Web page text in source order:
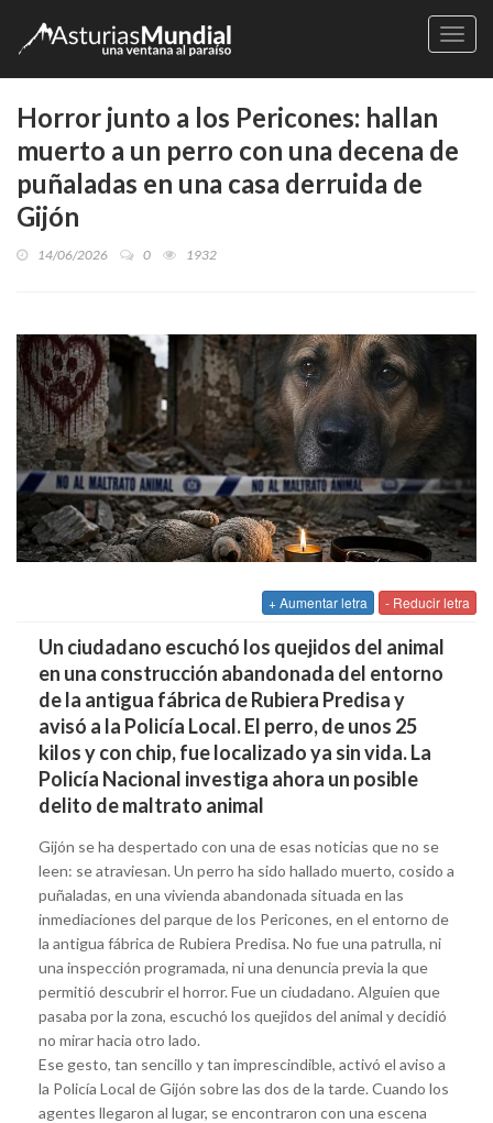
Horror junto a los Pericones: hallan
muerto a un perro con una decena de
puñaladas en una casa derruida de
Gijón
14/06/2026 0 1932
+ Aumentar letra - Reducir letra
Un ciudadano escuchó los quejidos del animal
en una construcción abandonada del entorno
de la antigua fábrica de Rubiera Predisa y
avisó a la Policía Local. El perro, de unos 25
kilos y con chip, fue localizado ya sin vida. La
Policía Nacional investiga ahora un posible
delito de maltrato animal
Gijón se ha despertado con una de esas noticias que no se
leen: se atraviesan. Un perro ha sido hallado muerto, cosido a
puñaladas, en una vivienda abandonada situada en las
inmediaciones del parque de los Pericones, en el entorno de
la antigua fábrica de Rubiera Predisa. No fue una patrulla, ni
una inspección programada, ni una denuncia previa la que
permitió descubrir el horror. Fue un ciudadano. Alguien que
pasaba por la zona, escuchó los quejidos del animal y decidió
no mirar hacia otro lado.
Ese gesto, tan sencillo y tan imprescindible, activó el aviso a
la Policía Local de Gijón sobre las dos de la tarde. Cuando los
agentes llegaron al lugar, se encontraron con una escena